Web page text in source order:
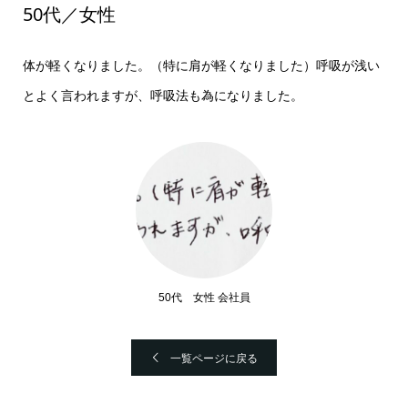
50代／女性
体が軽くなりました。（特に肩が軽くなりました）呼吸が浅い
とよく言われますが、呼吸法も為になりました。
50代 女性 会社員
一覧ページに戻る